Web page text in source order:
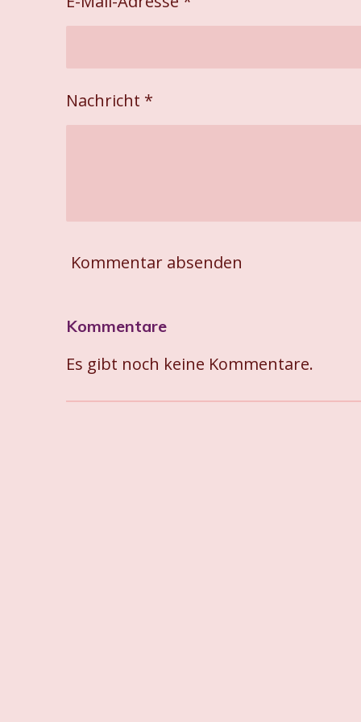
Nachricht *
Kommentar absenden
Kommentare
Es gibt noch keine Kommentare.